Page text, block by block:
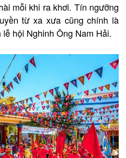
mỗi khi ra khơi. Tín ngưỡng
từ xa xưa cũng chính là
hội Nghinh Ông Nam Hải.